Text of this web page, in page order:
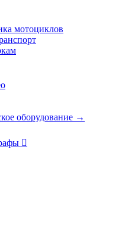
мотоциклов
оборудование →
